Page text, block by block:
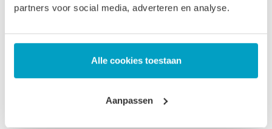
partners voor social media, adverteren en analyse.
Alle cookies toestaan
Aanpassen
Garantie op uw Matras 220 x
95
We geloven in de kwaliteit van uw Matras 220 x 95.
deze garantie laten we zien dat we achter onze producten